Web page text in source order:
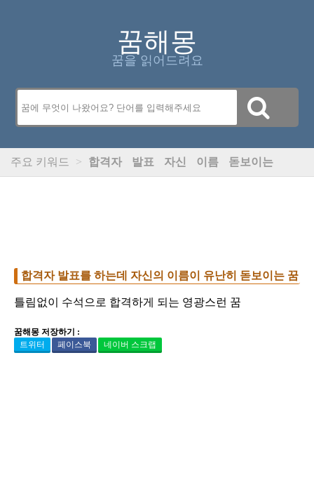
꿈해몽
꿈을 읽어드려요
주요 키워드 > 합격자 발표 자신 이름 돋보이는
합격자 발표를 하는데 자신의 이름이 유난히 돋보이는 꿈
틀림없이 수석으로 합격하게 되는 영광스런 꿈
꿈해몽 저장하기 :
트위터
페이스북 네이버 스크랩